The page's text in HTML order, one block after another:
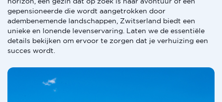
gepensioneerde die wordt aangetrokken door
adembenemende landschappen, Zwitserland biedt een
unieke en lonende levenservaring. Laten we de essentiële
details bekijken om ervoor te zorgen dat je verhuizing een
succes wordt.